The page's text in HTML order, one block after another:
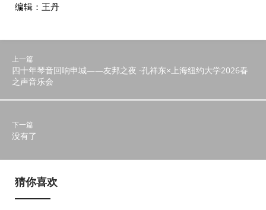
编辑：王丹
上一篇
四十年琴音回响申城——友邦之夜 ·孔祥东×上海纽约大学2026春
之声音乐会
下一篇
没有了
猜你喜欢